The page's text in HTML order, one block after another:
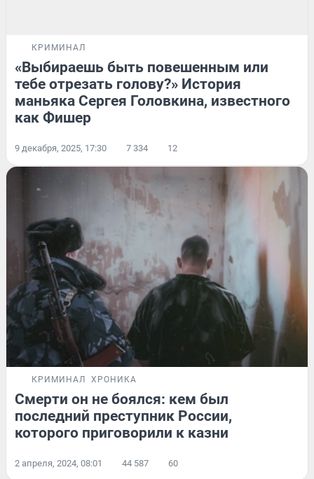
КРИМИНАЛ
«Выбираешь быть повешенным или
тебе отрезать голову?» История
маньяка Сергея Головкина, известного
как Фишер
9 декабря, 2025, 17:30 7 334 12
КРИМИНАЛ ХРОНИКА
Смерти он не боялся: кем был
последний преступник России,
которого приговорили к казни
2 апреля, 2024, 08:01 44 587 60